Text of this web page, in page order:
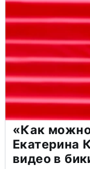
«Как
Екатерина
видео в